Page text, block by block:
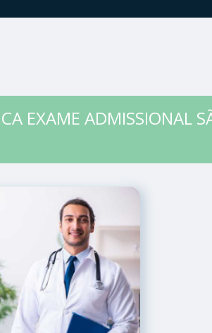
EXAME ADMISSIONAL